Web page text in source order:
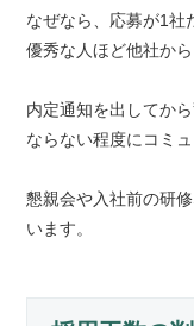
なぜなら、応募が1社
優秀な人ほど他社か
内定通知を出してか
ならない程度にコミ
懇親会や入社前の研
います。